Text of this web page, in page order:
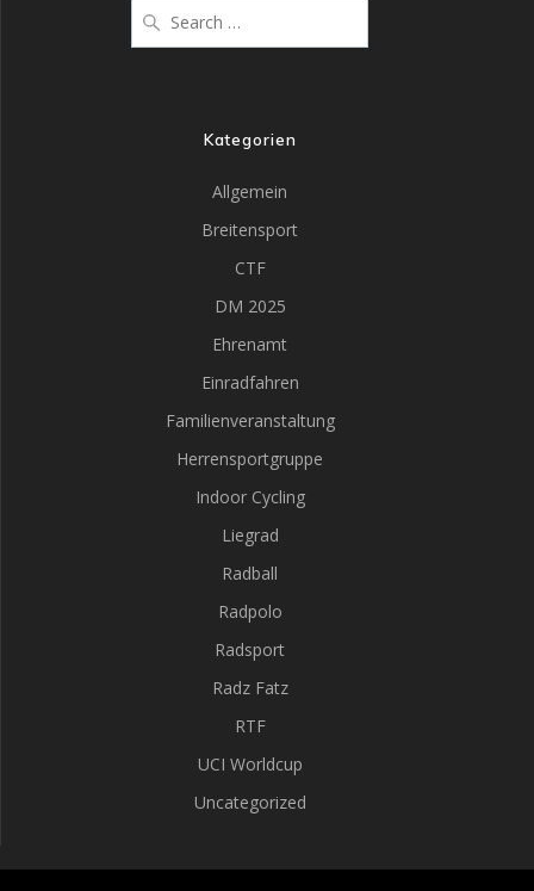
for:
Kategorien
Allgemein
Breitensport
CTF
DM 2025
Ehrenamt
Einradfahren
Familienveranstaltung
Herrensportgruppe
Indoor Cycling
Liegrad
Radball
Radpolo
Radsport
Radz Fatz
RTF
UCI Worldcup
Uncategorized